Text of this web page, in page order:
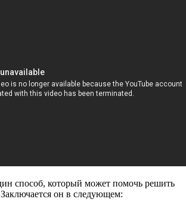
способ, который может помочь решить
он в следующем: